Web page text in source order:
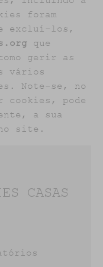
foram
excluí-los,
que
gerir as
vários
Note-se, no
cookies, pode
a sua
site.
CASAS